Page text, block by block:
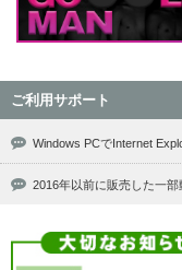
ご利用サポート
Windows PCでInternet
2016年以前に販売した一